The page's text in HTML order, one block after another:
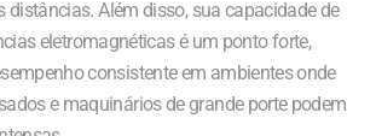
distâncias. Além disso, sua capacidade de
eletromagnéticas é um ponto forte,
consistente em ambientes onde
e maquinários de grande porte podem